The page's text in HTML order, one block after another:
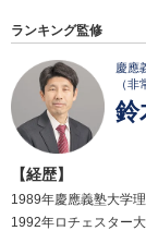
ランキング監修
慶應
（非
鈴
【経歴】
1989年慶應義塾大学
1992年ロチェスター